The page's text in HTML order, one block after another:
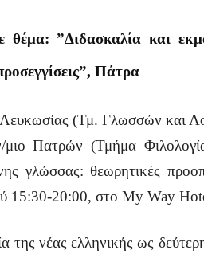
θέμα: ”Διδασκαλία και
Πάτρα
(Τμ. Γλωσσών και
Πατρών (Τμήμα
γλώσσας: θεωρητικές
15:30-20:00, στο My Way
της νέας ελληνικής ως